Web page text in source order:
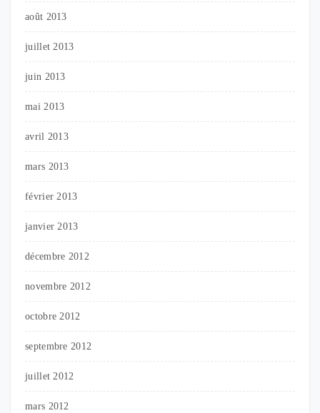
août 2013
juillet 2013
juin 2013
mai 2013
avril 2013
mars 2013
février 2013
janvier 2013
décembre 2012
novembre 2012
octobre 2012
septembre 2012
juillet 2012
mars 2012